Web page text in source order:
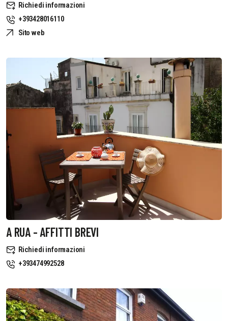
Richiedi informazioni
+393428016110
Sito web
A RUA - AFFITTI BREVI
Richiedi informazioni
+393474992528